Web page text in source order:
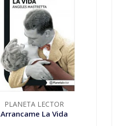
PLANETA LECTOR
Arrancame La Vida